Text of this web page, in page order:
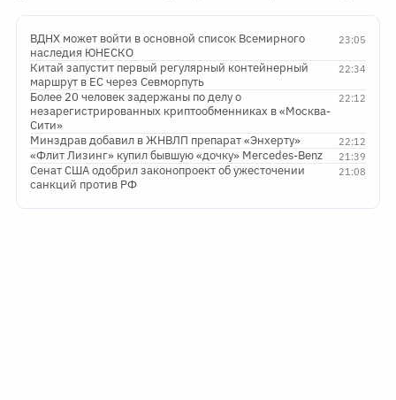
23:05
ВДНХ может войти в основной список Всемирного
наследия ЮНЕСКО
22:34
Китай запустит первый регулярный контейнерный
маршрут в ЕС через Севморпуть
22:12
Более 20 человек задержаны по делу о
незарегистрированных криптообменниках в «Москва-
Сити»
22:12
Минздрав добавил в ЖНВЛП препарат «Энхерту»
21:39
«Флит Лизинг» купил бывшую «дочку» Mercedes-Benz
21:08
Сенат США одобрил законопроект об ужесточении
санкций против РФ